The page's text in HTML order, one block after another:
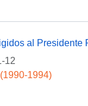
12
1994)